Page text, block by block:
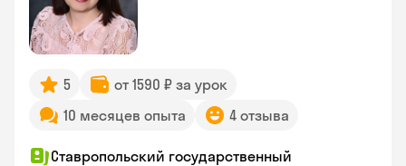
5
от 1590 ₽ за урок
10 месяцев опыта
4 отзыва
Ставропольский государственный